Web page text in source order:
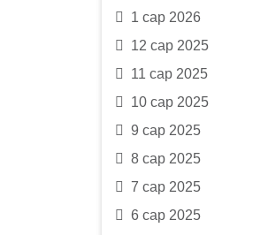
1 сар 2026
12 сар 2025
11 сар 2025
10 сар 2025
9 сар 2025
8 сар 2025
7 сар 2025
6 сар 2025